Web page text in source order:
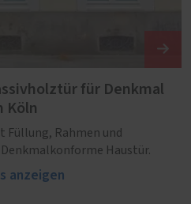
für Denkmal
Köln
Füllung, Rahmen und
Haustür.
anzeigen